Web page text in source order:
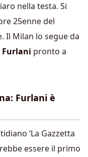
nella testa. Si
25enne del
Il Milan lo segue da
Furlani pronto a
Furlani è
‘La Gazzetta
essere il primo